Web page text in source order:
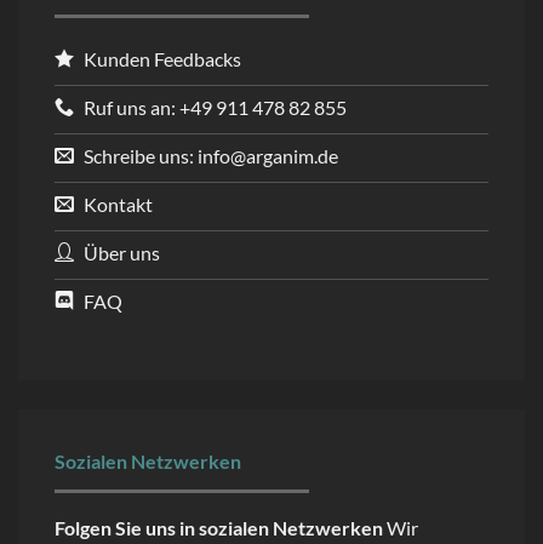
Kunden Feedbacks
Ruf uns an: +49 911 478 82 855
Schreibe uns: info@arganim.de
Kontakt
Über uns
FAQ
Sozialen Netzwerken
Folgen Sie uns in sozialen NetzwerkenWir